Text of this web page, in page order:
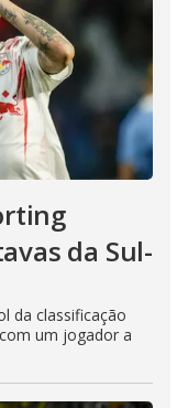
da Sul-
da classificação
um jogador a